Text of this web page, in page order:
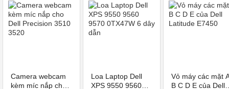
Camera webcam
kèm míc nắp cho
Loa Laptop Dell
XPS 9550 9560
Vỏ máy các mặt
B C D E của Dell